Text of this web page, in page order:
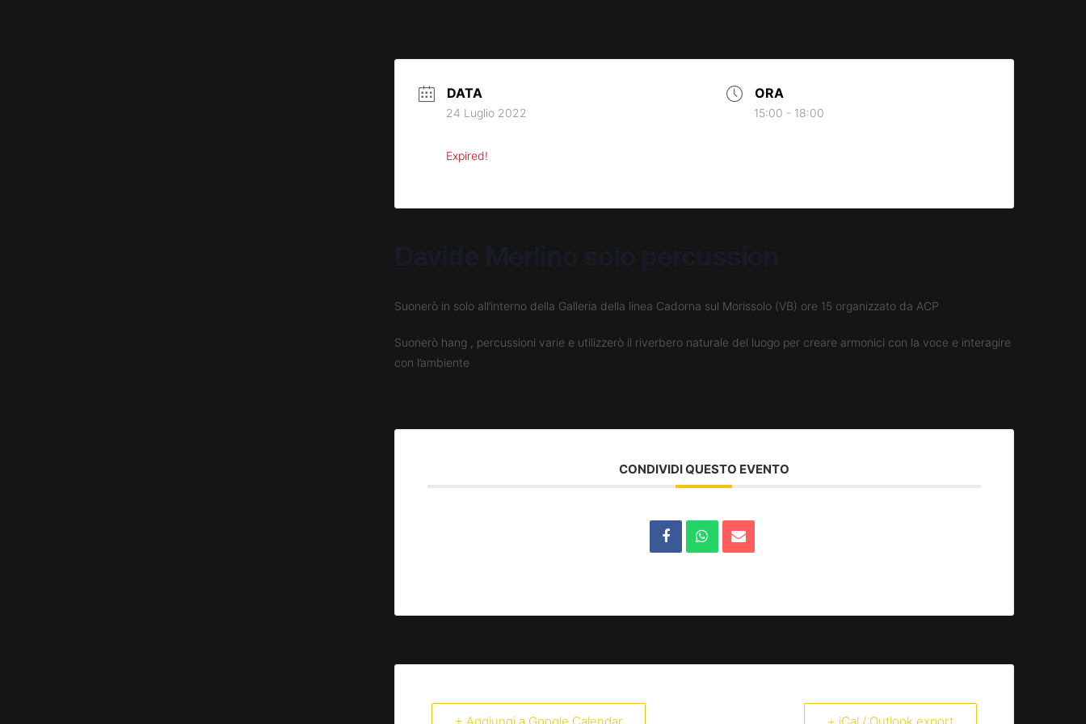
DATA
24 Luglio 2022
Expired!
ORA
15:00 - 18:00
Suonerò in solo all’interno della Galleria della linea Cadorna sul Morissolo (VB) ore 15 organizzato da ACP
Suonerò hang , percussioni varie e utilizzerò il riverbero naturale del luogo per creare armonici con la voce e interagire
con l’ambiente
CONDIVIDI QUESTO EVENTO
+ Aggiungi a Google Calendar + iCal / Outlook export